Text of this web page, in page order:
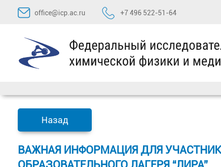
Перейти
содержимому
office@icp.ac.ru +7 496 522-51-64
Назад
ВАЖНАЯ ИНФОРМАЦИЯ ДЛЯ